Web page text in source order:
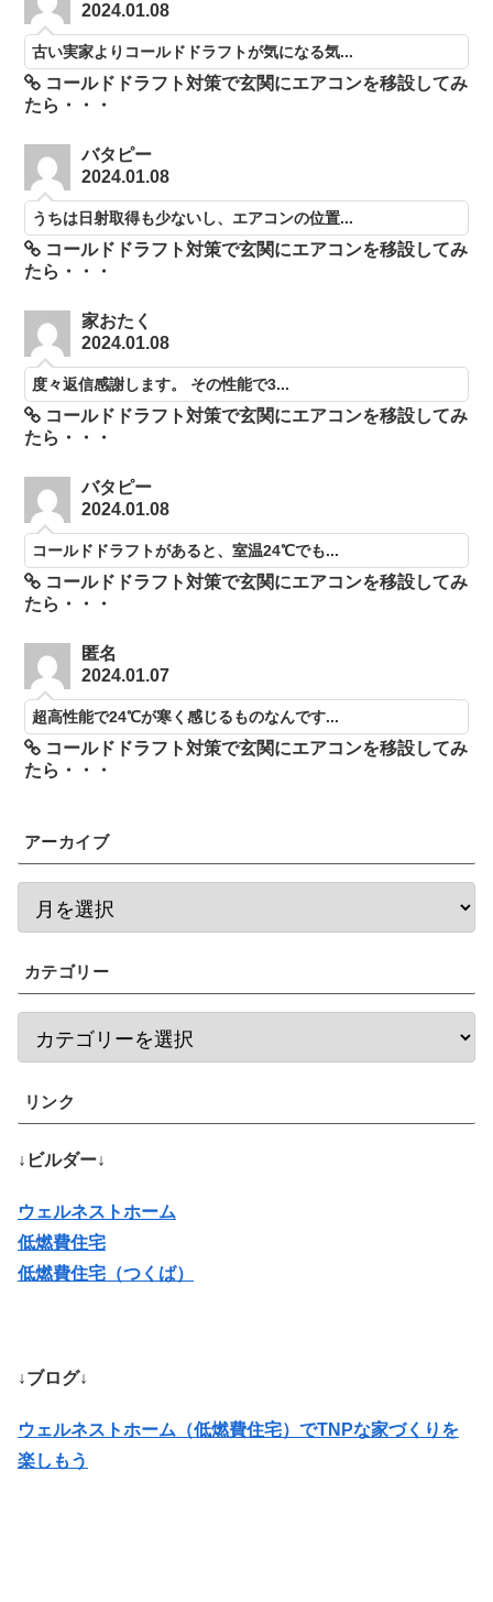
2024.01.08
古い実家よりコールドドラフトが気になる気...
コールドドラフト対策で玄関にエアコンを移設してみ
たら・・・
バタピー
2024.01.08
うちは日射取得も少ないし、エアコンの位置...
コールドドラフト対策で玄関にエアコンを移設してみ
たら・・・
家おたく
2024.01.08
度々返信感謝します。 その性能で3...
コールドドラフト対策で玄関にエアコンを移設してみ
たら・・・
バタピー
2024.01.08
コールドドラフトがあると、室温24℃でも...
コールドドラフト対策で玄関にエアコンを移設してみ
たら・・・
匿名
2024.01.07
超高性能で24℃が寒く感じるものなんです...
コールドドラフト対策で玄関にエアコンを移設してみ
たら・・・
アーカイブ
カテゴリー
リンク
↓ビルダー↓
ウェルネストホーム
低燃費住宅
低燃費住宅（つくば）
↓ブログ↓
ウェルネストホーム（低燃費住宅）でTNPな家づくりを
楽しもう